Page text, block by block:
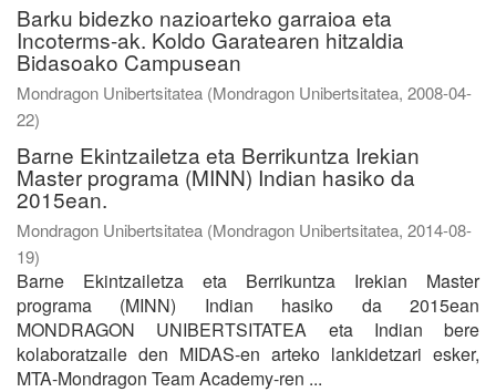
Barku bidezko nazioarteko garraioa eta
Incoterms-ak. Koldo Garatearen hitzaldia
Bidasoako Campusean
Mondragon Unibertsitatea (Mondragon Unibertsitatea, 2008-04-
22)
Barne Ekintzailetza eta Berrikuntza Irekian
Master programa (MINN) Indian hasiko da
2015ean.
Mondragon Unibertsitatea (Mondragon Unibertsitatea, 2014-08-
19)
Barne Ekintzailetza eta Berrikuntza Irekian Master
programa (MINN) Indian hasiko da 2015ean
MONDRAGON UNIBERTSITATEA eta Indian bere
kolaboratzaile den MIDAS-en arteko lankidetzari esker,
MTA-Mondragon Team Academy-ren ...